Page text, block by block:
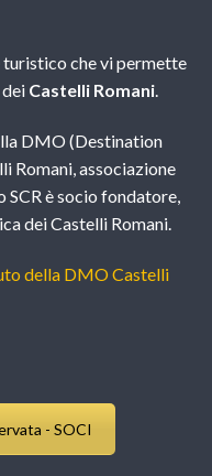
turistico che vi permette
Castelli Romani.
DMO (Destination
Romani, associazione
è socio fondatore,
dei Castelli Romani.
della DMO Castelli
- SOCI